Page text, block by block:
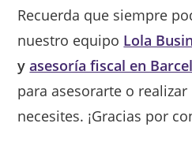
Recuerda que siempre
nuestro equipo Lola
yasesoría fiscal en
para asesorarte o
necesites. ¡Gracias por